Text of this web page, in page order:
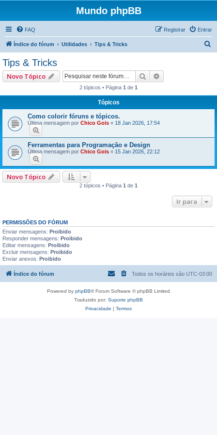
Mundo phpBB
FAQ Entrar
Registrar
Índice do fórum Utilidades Tips & Tricks
r
Tips & Tricks
Novo Tópico Pesquisar
2 tópicos • Página 1 de 1
Tópicos
Como colorir fóruns e tópicos.
Última mensagem por Chico Gois « 18 Jan 2026, 17:54
Ferramentas para Programação e Design
Última mensagem por Chico Gois « 15 Jan 2026, 22:12
Novo Tópico
2 tópicos • Página 1 de 1
Ir para
PERMISSÕES DO FÓRUM
Enviar mensagens: Proibido
Responder mensagens: Proibido
Editar mensagens: Proibido
Excluir mensagens: Proibido
Enviar anexos: Proibido
Índice do fórum Todos os horários são UTC-03:00
Powered by phpBB® Forum Software © phpBB Limited
Traduzido por: Suporte phpBB
Privacidade | Termos